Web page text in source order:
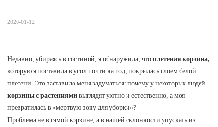
2026-01-12
Недавно, убираясь в гостиной, я обнаружила, чтоплетеная корзина,
которую я поставила в угол почти на год, покрылась слоем белой
плесени. Это заставило меня задуматься: почему у некоторых людей
корзины с растениямивыглядят уютно и естественно, а моя
превратилась в «мертвую зону для уборки»?
Проблема не в самой корзине, а в нашей склонности упускать из